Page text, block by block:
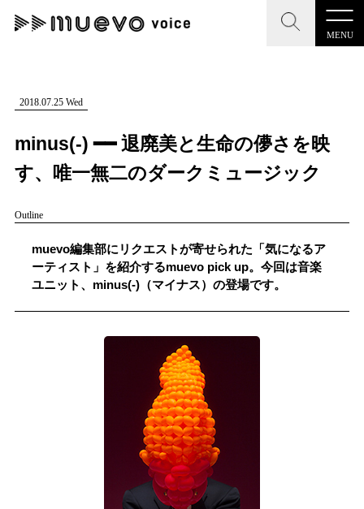
MENU
CLOSE
記事を検索する
人気ワード
#男性SSW #ポップス #女性SSW #ロック
#男性シンガー #HR/HM #女性シンガー
CLOSE
"読者の声を形にする”音楽特化メディア
MENU
記事一覧
プレスリリース一覧
会社概要
muevoクラウドファンディング
2018.07.25 Wed
minus(-) ━━ 退廃美と生命の儚さを映
す、唯一無二のダークミュージック
Outline
muevo編集部にリクエストが寄せられた「気になるア
ーティスト」を紹介するmuevo pick up。今回は音楽
ユニット、minus(-)（マイナス）の登場です。